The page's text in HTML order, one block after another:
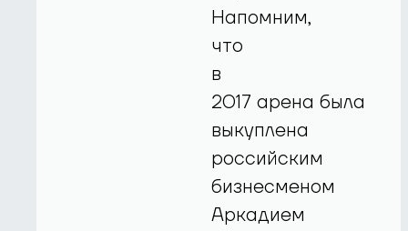
Напомним,
что
в
2017 арена была
выкуплена
российским
бизнесменом
Аркадием